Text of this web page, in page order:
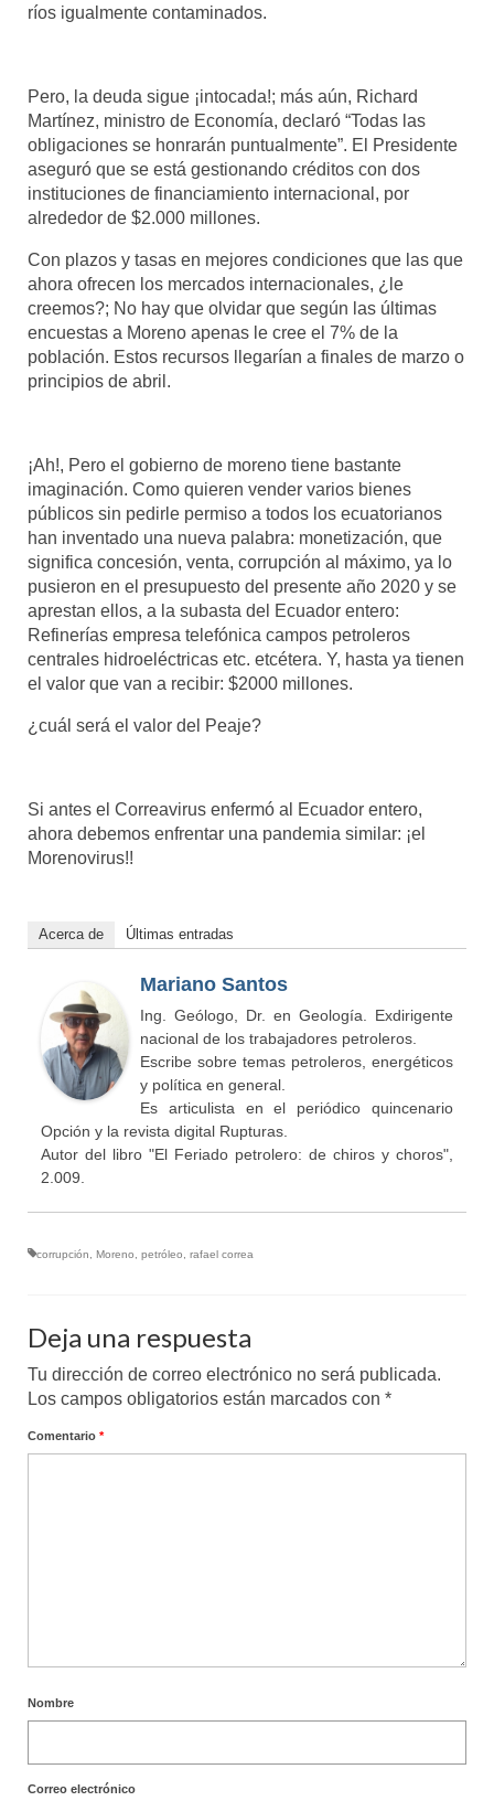
ríos igualmente contaminados.
Pero, la deuda sigue ¡intocada!; más aún, Richard
Martínez, ministro de Economía, declaró “Todas las
obligaciones se honrarán puntualmente”. El Presidente
aseguró que se está gestionando créditos con dos
instituciones de financiamiento internacional, por
alrededor de $2.000 millones.
Con plazos y tasas en mejores condiciones que las que
ahora ofrecen los mercados internacionales, ¿le
creemos?; No hay que olvidar que según las últimas
encuestas a Moreno apenas le cree el 7% de la
población. Estos recursos llegarían a finales de marzo o
principios de abril.
¡Ah!, Pero el gobierno de moreno tiene bastante
imaginación. Como quieren vender varios bienes
públicos sin pedirle permiso a todos los ecuatorianos
han inventado una nueva palabra: monetización, que
significa concesión, venta, corrupción al máximo, ya lo
pusieron en el presupuesto del presente año 2020 y se
aprestan ellos, a la subasta del Ecuador entero:
Refinerías empresa telefónica campos petroleros
centrales hidroeléctricas etc. etcétera. Y, hasta ya tienen
el valor que van a recibir: $2000 millones.
¿cuál será el valor del Peaje?
Si antes el Correavirus enfermó al Ecuador entero,
ahora debemos enfrentar una pandemia similar: ¡el
Morenovirus!!
Acerca de Últimas entradas
Mariano Santos
Ing. Geólogo, Dr. en Geología. Exdirigente
nacional de los trabajadores petroleros.
Escribe sobre temas petroleros, energéticos
y política en general.
Es articulista en el periódico quincenario
Opción y la revista digital Rupturas.
Autor del libro "El Feriado petrolero: de chiros y choros",
2.009.
corrupción, Moreno, petróleo, rafael correa
Deja una respuesta
Tu dirección de correo electrónico no será publicada.
Los campos obligatorios están marcados con *
Comentario *
Nombre
Correo electrónico